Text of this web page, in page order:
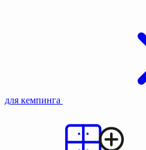
для кемпинга